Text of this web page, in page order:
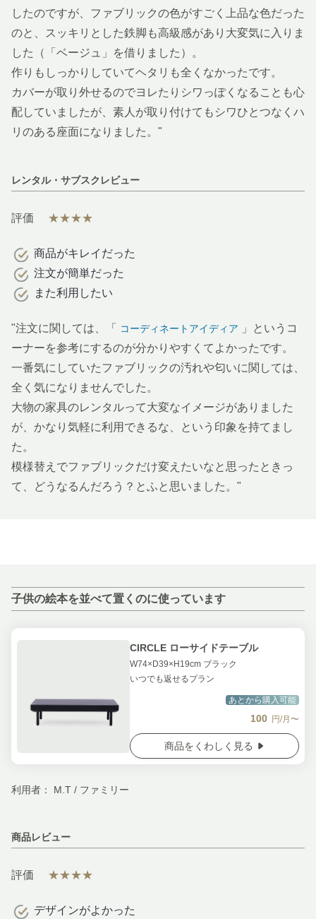
したのですが、ファブリックの色がすごく上品な色だった
のと、スッキリとした鉄脚も高級感があり大変気に入りま
した（「ベージュ」を借りました）。
作りもしっかりしていてヘタリも全くなかったです。
カバーが取り外せるのでヨレたりシワっぽくなることも心
配していましたが、素人が取り付けてもシワひとつなくハ
リのある座面になりました。"
レンタル・サブスクレビュー
評価 ★★★★
商品がキレイだった
注文が簡単だった
また利用したい
"注文に関しては、「 コーディネートアイディア
」というコ
ーナーを参考にするのが分かりやすくてよかったです。
一番気にしていたファブリックの汚れや匂いに関しては、
全く気になりませんでした。
大物の家具のレンタルって大変なイメージがありました
が、かなり気軽に利用できるな、という印象を持てまし
た。
模様替えでファブリックだけ変えたいなと思ったときっ
て、どうなるんだろう？とふと思いました。"
子供の絵本を並べて置くのに使っています
CIRCLE ローサイドテーブル
W74×D39×H19cm ブラック
いつでも返せるプラン
あとから購入可能
100 円/月〜
商品をくわしく見る
利用者： M.T / ファミリー
商品レビュー
評価 ★★★★
デザインがよかった